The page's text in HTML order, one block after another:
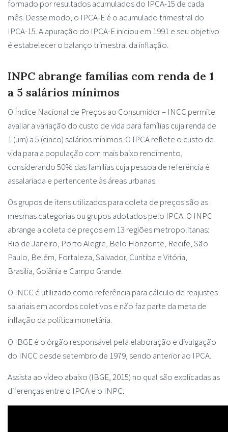
formado por resultados acumulados do IPCA-15 de cada
mês. Desse modo, o IPCA-E é o acumulado trimestral do
IPCA-15. A apuração do IPCA-E iniciou em 1991 e seu objetivo
é estabelecer o balanço trimestral da inflação.
INPC abrange famílias com renda de 1
a 5 salários mínimos
O Índice Nacional de Preços ao Consumidor – INCC permite
avaliar a variação do custo de vida para famílias cuja renda de
1 (um) a 5 (cinco) salários mínimos. O IPCA reflete o custo de
vida para a população com mais baixo rendimento,
considerando 50% das famílias cuja pessoa de referência é
assalariada e pertencente às áreas urbanas.
Os grupos de itens utilizados para coleta de preços são as
mesmas categorias ou grupos adotados pelo IPCA. O INPC
abrange a coleta de preços em 13 regiões metropolitanas:
Rio de Janeiro, Porto Alegre, Belo Horizonte, Recife, São
Paulo, Belém, Fortaleza, Salvador, Curitiba e Vitória,
Brasília, Goiânia e Campo Grande.
O INCC é utilizado como referência para cálculo de reajustes
salariais em acordos coletivos e não faz parte da meta de
inflação da política monetária.
O IBGE é o órgão responsável pela elaboração e divulgação
do INCC desde setembro de 1979, sendo anterior ao IPCA.
Assista ao vídeo abaixo (IBGE, 2015) no qual são explicadas as
diferenças entre o IPCA e o INPC: